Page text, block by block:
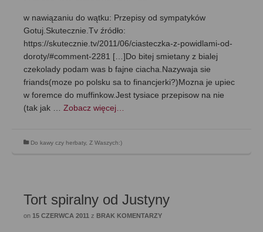
w nawiązaniu do wątku: Przepisy od sympatyków
Gotuj.Skutecznie.Tv źródło:
https://skutecznie.tv/2011/06/ciasteczka-z-powidlami-od-
doroty/#comment-2281 […]Do bitej smietany z bialej
czekolady podam was b fajne ciacha.Nazywaja sie
friands(moze po polsku sa to financjerki?)Mozna je upiec
w foremce do muffinkow.Jest tysiace przepisow na nie
(tak jak … Zobacz więcej…
Do kawy czy herbaty, Z Waszych:)
Tort spiralny od Justyny
on 15 CZERWCA 2011 z BRAK KOMENTARZY